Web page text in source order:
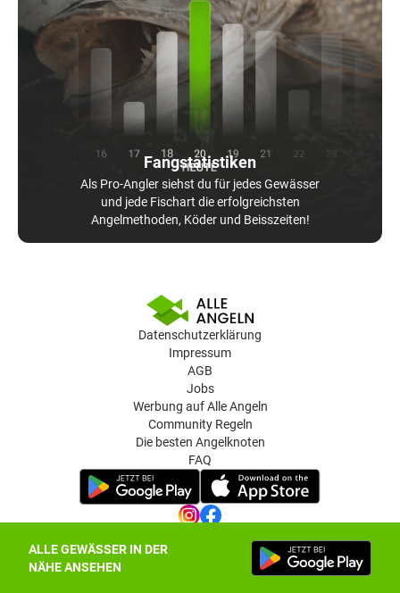
ALLE GEWÄSSER IN DER
NÄHE ANSEHEN
Fangstatistiken
Als Pro-Angler siehst du für jedes Gewässer
und jede Fischart die erfolgreichsten
Angelmethoden, Köder und Beisszeiten!
Datenschutzerklärung
Impressum
AGB
Jobs
Werbung auf Alle Angeln
Community Regeln
Die besten Angelknoten
FAQ
Datenschutz-Einstellungen